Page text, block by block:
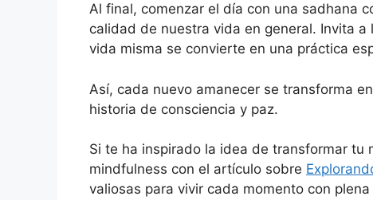
Al final, comenzar el día con una sadhana
calidad de nuestra vida en general. Invita
vida misma se convierte en una práctica
Así, cada nuevo amanecer se transforma
historia de consciencia y paz.
Si te ha inspirado la idea de transformar tu
mindfulness con el artículo sobre
valiosas para vivir cada momento con